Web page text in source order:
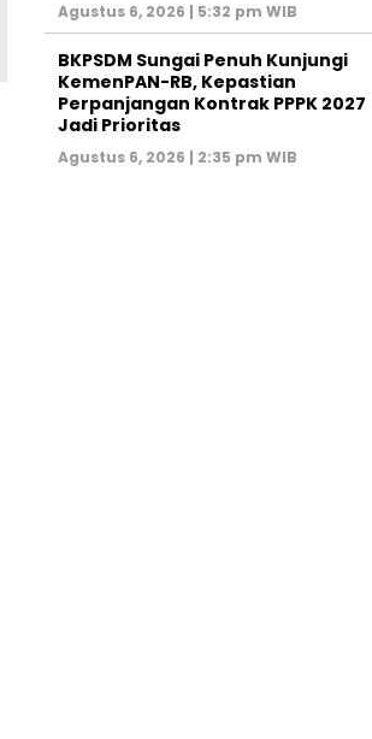
Agustus 6, 2026 | 5:32 pm WIB
BKPSDM Sungai Penuh Kunjungi
KemenPAN-RB, Kepastian
Perpanjangan Kontrak PPPK 2027
Jadi Prioritas
Agustus 6, 2026 | 2:35 pm WIB